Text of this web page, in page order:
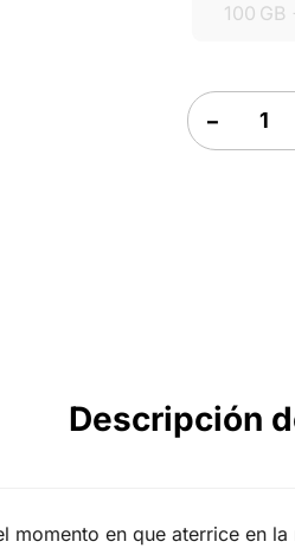
100
eSIM
Descripción
momento en que aterrice en